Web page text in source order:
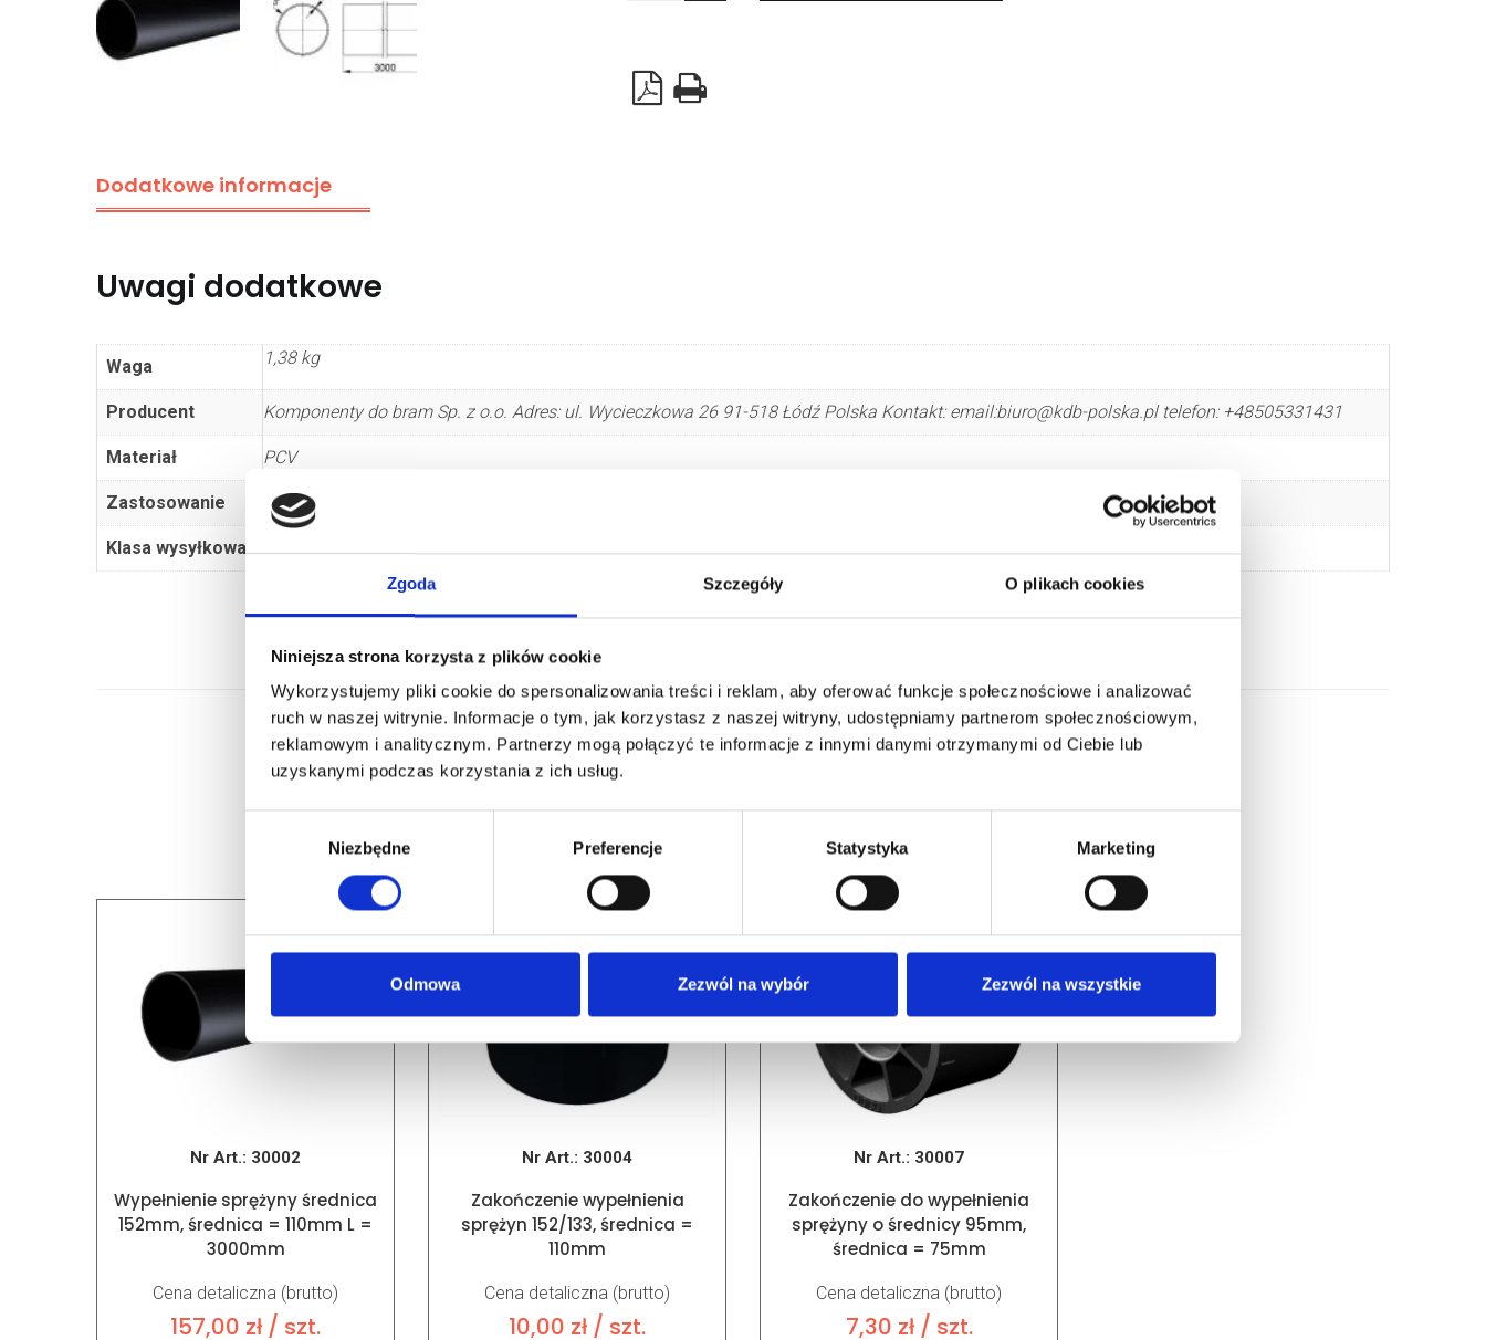
Zgoda Szczegóły O plikach cookies
Niniejsza strona korzysta z plików cookie
Wykorzystujemy pliki cookie do spersonalizowania treści i reklam, aby oferować funkcje społecznościowe i analizować
ruch w naszej witrynie. Informacje o tym, jak korzystasz z naszej witryny, udostępniamy partnerom społecznościowym,
reklamowym i analitycznym. Partnerzy mogą połączyć te informacje z innymi danymi otrzymanymi od Ciebie lub
uzyskanymi podczas korzystania z ich usług.
Niezbędne Preferencje Statystyka Marketing
Odmowa Zezwól na wybór Zezwól na wszystkie
95mm,
średnica
Dodatkowe informacje
Uwagi dodatkowe
Waga 1,38 kg
Producent Komponenty do bram Sp. z o.o. Adres: ul. Wycieczkowa 26 91-518 Łódź Polska Kontakt: email:biuro@kdb-polska.pl telefon: +48505331431
Materiał PCV
Zastosowanie brama segmentowa
Klasa wysyłkowa Dłużyca
PODOBNE PRODUKTY
Nr Art.: 30002
Wypełnienie sprężyny średnica
152mm, średnica = 110mm L =
3000mm
Cena detaliczna (brutto)
157,00 zł / szt.
Nr Art.: 30004
Zakończenie wypełnienia
sprężyn 152/133, średnica =
110mm
Cena detaliczna (brutto)
10,00 zł / szt.
Nr Art.: 30007
Zakończenie do wypełnienia
sprężyny o średnicy 95mm,
średnica = 75mm
Cena detaliczna (brutto)
7,30 zł/ szt.